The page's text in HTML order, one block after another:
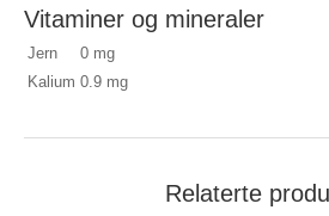
Vitaminer og mineraler
Jern
0 mg
Kalium 0.9 mg
Relaterte